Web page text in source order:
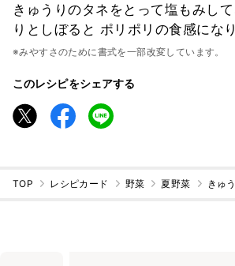
きゅうりのタネをとって塩もみし
りとしぼると ポリポリの食感になり
※みやすさのために書式を一部改変しています。
このレシピをシェアする
TOP レシピカード 野菜 夏野菜 きゅ